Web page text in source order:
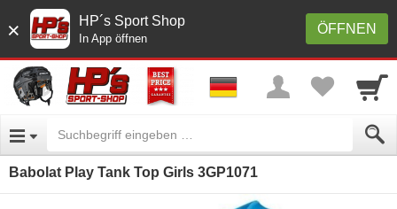
× ÖFFNEN
HP´s Sport Shop
In App öffnen
Babolat Play Tank Top Girls 3GP1071